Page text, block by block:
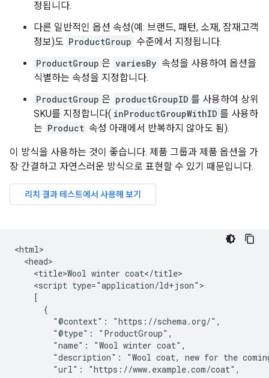
정됩니다.
다른 일반적인 옵션 속성(예: 브랜드, 패턴, 소재, 잠재고객
정보)도 ProductGroup 수준에서 지정됩니다.
ProductGroup 은 variesBy 속성을 사용하여 옵션을
식별하는 속성을 지정합니다.
ProductGroup 은 productGroupID 를 사용하여 상위
SKU를 지정합니다( inProductGroupWithID 를 사용하
는 Product 속성 아래에서 반복하지 않아도 됨).
이 방식을 사용하는 것이 좋습니다. 제품 그룹과 제품 옵션을 가
장 간결하고 자연스러운 방식으로 표현할 수 있기 때문입니다.
<html>
  <head>
    <title>Wool winter coat</title>
    <script type="application/ld+json">
    [
      {
        "@context": "https://schema.org/",
        "@type": "ProductGroup",
        "name": "Wool winter coat",
"description": "Wool coat, new for the
        "url": "https://www.example.com/coat",